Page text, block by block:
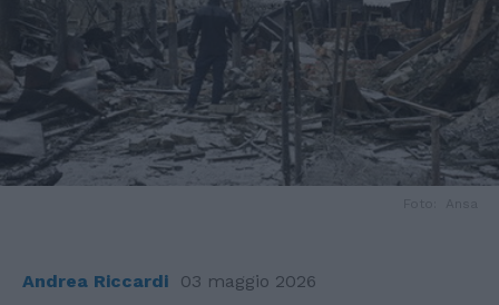
Andrea Riccardi 03 maggio 2026